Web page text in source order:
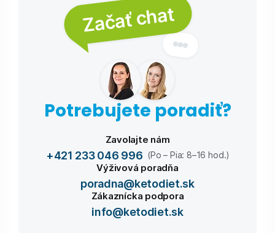
Začať chat
Potrebujete poradiť?
Zavolajte nám
+421 233 046 996 (Po – Pia: 8–16 hod.)
Výživová poradňa
poradna@ketodiet.sk
Zákaznícka podpora
info@ketodiet.sk